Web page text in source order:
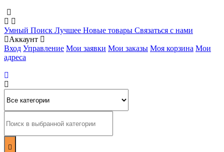
Умный Поиск Лучшее Новые товары Связаться с нами
Аккаунт
Вход Управление Мои заявки Мои заказы Моя корзина Мои
адреса